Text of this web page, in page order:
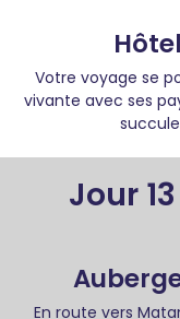
Votre voyage se
vivante avec ses
Jour
En route vers